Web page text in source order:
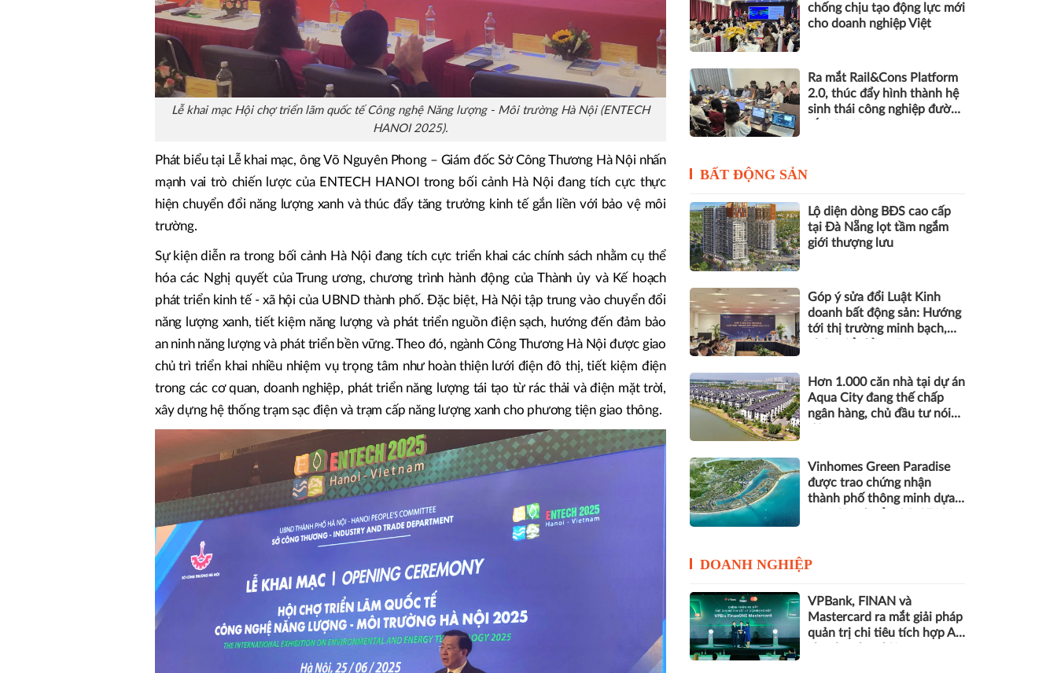
Lễ khai mạc Hội chợ triển lãm quốc tế Công nghệ Năng lượng - Môi trường Hà Nội (ENTECH
HANOI 2025).
Phát biểu tại Lễ khai mạc, ông Võ Nguyên Phong – Giám đốc Sở Công Thương Hà Nội nhấn
mạnh vai trò chiến lược của ENTECH HANOI trong bối cảnh Hà Nội đang tích cực thực
hiện chuyển đổi năng lượng xanh và thúc đẩy tăng trưởng kinh tế gắn liền với bảo vệ môi
trường.
Sự kiện diễn ra trong bối cảnh Hà Nội đang tích cực triển khai các chính sách nhằm cụ thể
hóa các Nghị quyết của Trung ương, chương trình hành động của Thành ủy và Kế hoạch
phát triển kinh tế - xã hội của UBND thành phố. Đặc biệt, Hà Nội tập trung vào chuyển đổi
năng lượng xanh, tiết kiệm năng lượng và phát triển nguồn điện sạch, hướng đến đảm bảo
an ninh năng lượng và phát triển bền vững. Theo đó, ngành Công Thương Hà Nội được giao
chủ trì triển khai nhiều nhiệm vụ trọng tâm như hoàn thiện lưới điện đô thị, tiết kiệm điện
trong các cơ quan, doanh nghiệp, phát triển năng lượng tái tạo từ rác thải và điện mặt trời,
xây dựng hệ thống trạm sạc điện và trạm cấp năng lượng xanh cho phương tiện giao thông.
chống chịu tạo động lực mới
cho doanh nghiệp Việt
Ra mắt Rail&Cons Platform
2.0, thúc đẩy hình thành hệ
sinh thái công nghiệp đường
BẤT ĐỘNG SẢN
Lộ diện dòng BĐS cao cấp
tại Đà Nẵng lọt tầm ngắm
giới thượng lưu
Góp ý sửa đổi Luật Kinh
doanh bất động sản: Hướng
tới thị trường minh bạch,
Hơn 1.000 căn nhà tại dự án
Aqua City đang thế chấp
ngân hàng, chủ đầu tư nói
Vinhomes Green Paradise
được trao chứng nhận
thành phố thông minh dựa
DOANH NGHIỆP
VPBank, FINAN và
Mastercard ra mắt giải pháp
quản trị chi tiêu tích hợp AI